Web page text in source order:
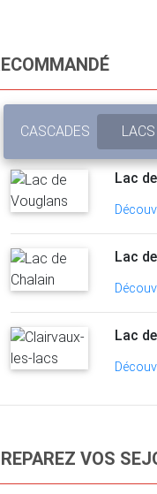
CASCADES LACS
Lac
Lac
Lac
VOS